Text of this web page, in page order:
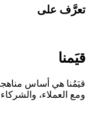
تعرَّف على
قيَمنا
قيَمُنا هي أساس
ومع العملاء،